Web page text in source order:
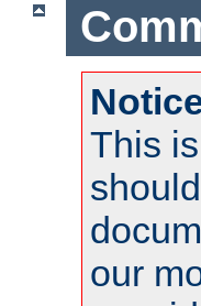
This
our